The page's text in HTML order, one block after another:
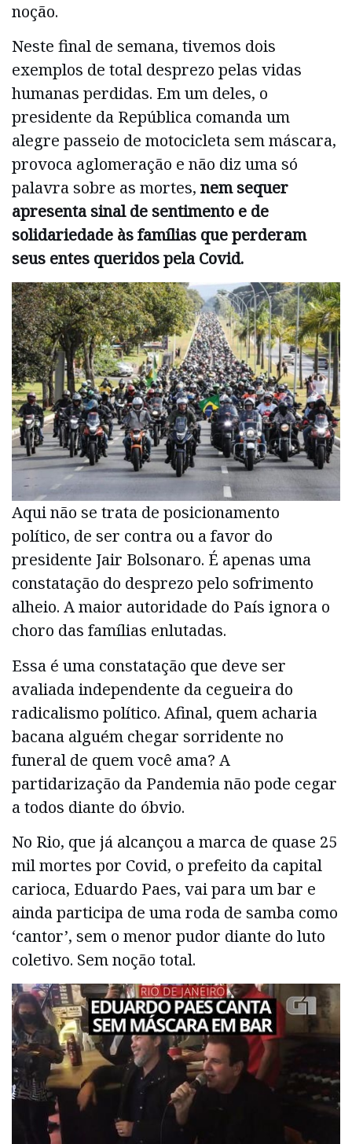
noção.
Neste final de semana, tivemos dois
exemplos de total desprezo pelas vidas
humanas perdidas. Em um deles, o
presidente da República comanda um
alegre passeio de motocicleta sem máscara,
provoca aglomeração e não diz uma só
palavra sobre as mortes, nem sequer
apresenta sinal de sentimento e de
solidariedade às famílias que perderam
seus entes queridos pela Covid.
Aqui não se trata de posicionamento
político, de ser contra ou a favor do
presidente Jair Bolsonaro. É apenas uma
constatação do desprezo pelo sofrimento
alheio. A maior autoridade do País ignora o
choro das famílias enlutadas.
Essa é uma constatação que deve ser
avaliada independente da cegueira do
radicalismo político. Afinal, quem acharia
bacana alguém chegar sorridente no
funeral de quem você ama? A
partidarização da Pandemia não pode cegar
a todos diante do óbvio.
No Rio, que já alcançou a marca de quase 25
mil mortes por Covid, o prefeito da capital
carioca, Eduardo Paes, vai para um bar e
ainda participa de uma roda de samba como
‘cantor’, sem o menor pudor diante do luto
coletivo. Sem noção total.